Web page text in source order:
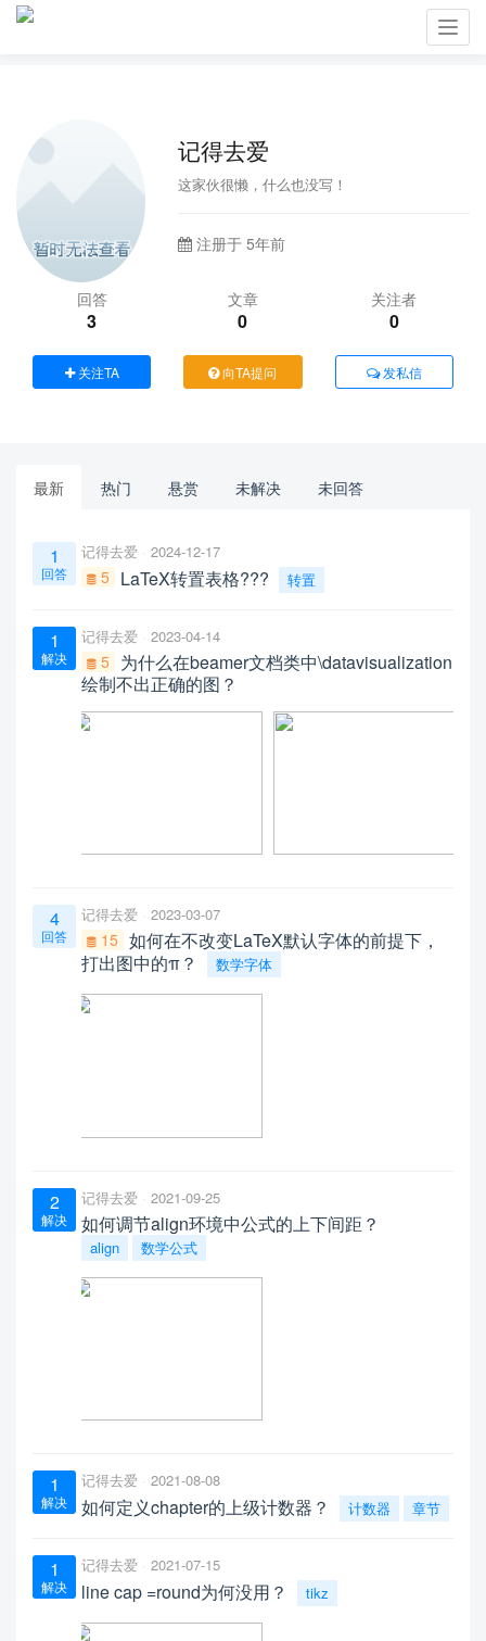
记得去爱
这家伙很懒，什么也没写！
注册于 5年前
回答
3
文章
0
关注者
0
关注TA 向TA提问 发私信
最新 热门 悬赏 未解决 未回答
1
回答
记得去爱 2024-12-17
5 LaTeX转置表格??? 转置
1
解决
记得去爱 2023-04-14
5 为什么在beamer文档类中\datavisualization
绘制不出正确的图？
4
回答
记得去爱 2023-03-07
15 如何在不改变LaTeX默认字体的前提下，
打出图中的π？
数学字体
2
解决
记得去爱 2021-09-25
如何调节align环境中公式的上下间距？
align 数学公式
1
解决
记得去爱 2021-08-08
如何定义chapter的上级计数器？ 计数器 章节
1
解决
记得去爱 2021-07-15
line cap =round为何没用？ tikz